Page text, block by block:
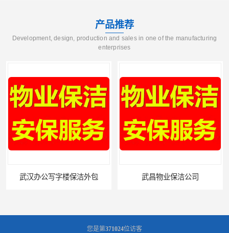
产品推荐
Development, design, production and sales in one of the manufacturing
enterprises
武汉办公写字楼保洁外包 武昌物业保洁公司
您是第371024位访客